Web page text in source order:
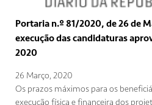
Portaria n.º 81/2020, de 26 de
execução das candidaturas
2020
26 Março, 2020
Os prazos máximos para os
execução física e financeira dos